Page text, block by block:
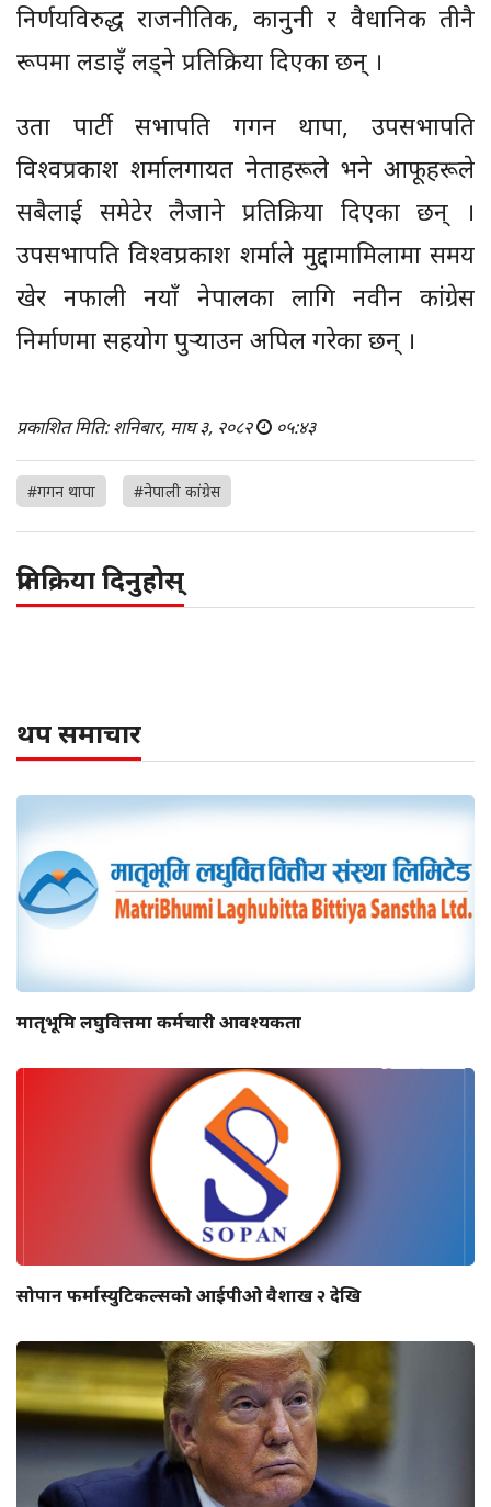
निर्णयविरुद्ध राजनीतिक, कानुनी र वैधानिक तीनै
रूपमा लडाइँ लड्ने प्रतिक्रिया दिएका छन् ।
उता पार्टी सभापति गगन थापा, उपसभापति
विश्वप्रकाश शर्मालगायत नेताहरूले भने आफूहरूले
सबैलाई समेटेर लैजाने प्रतिक्रिया दिएका छन् ।
उपसभापति विश्वप्रकाश शर्माले मुद्दामामिलामा समय
खेर नफाली नयाँ नेपालका लागि नवीन कांग्रेस
निर्माणमा सहयोग पुर्‍याउन अपिल गरेका छन् ।
प्रकाशित मिति: शनिबार, माघ ३, २०८२ ०५:४३
#गगन थापा #नेपाली कांग्रेस
प्रतिक्रिया दिनुहोस्
थप समाचार
मातृभूमि लघुवित्तमा कर्मचारी आवश्यकता
सोपान फर्मास्युटिकल्सको आईपीओ वैशाख २ देखि